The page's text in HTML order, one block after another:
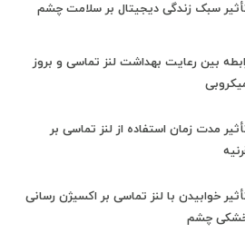
سبک زندگی دیجیتال بر سلامت چشم
بین رعایت بهداشت لنز تماسی و بروز
مدت زمان استفاده از لنز تماسی بر
خوابیدن با لنز تماسی بر اکسیژن رسانی
خشکی چشم